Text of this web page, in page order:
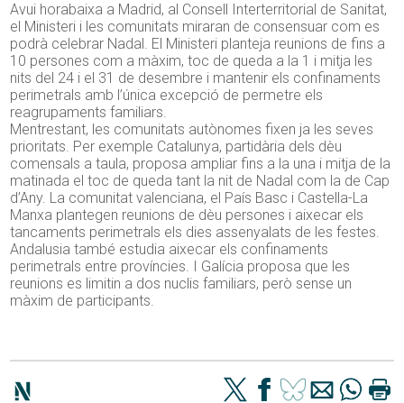
Avui horabaixa a Madrid, al Consell Interterritorial de Sanitat,
el Ministeri i les comunitats miraran de consensuar com es
podrà celebrar Nadal. El Ministeri planteja reunions de fins a
10 persones com a màxim, toc de queda a la 1 i mitja les
nits del 24 i el 31 de desembre i mantenir els confinaments
perimetrals amb l’única excepció de permetre els
reagrupaments familiars.
Mentrestant, les comunitats autònomes fixen ja les seves
prioritats. Per exemple Catalunya, partidària dels dèu
comensals a taula, proposa ampliar fins a la una i mitja de la
matinada el toc de queda tant la nit de Nadal com la de Cap
d’Any. La comunitat valenciana, el País Basc i Castella-La
Manxa plantegen reunions de dèu persones i aixecar els
tancaments perimetrals els dies assenyalats de les festes.
Andalusia també estudia aixecar els confinaments
perimetrals entre províncies. I Galícia proposa que les
reunions es limitin a dos nuclis familiars, però sense un
màxim de participants.